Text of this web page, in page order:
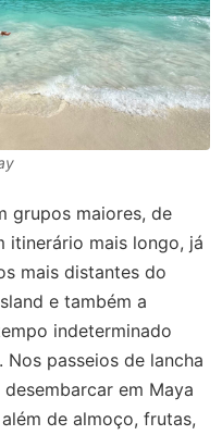
grupos maiores, de
itinerário mais longo, já
mais distantes do
e também a
indeterminado
passeios de lancha
em Maya
de almoço, frutas,